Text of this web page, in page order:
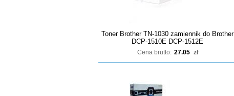
Toner Brother TN-1030 zamiennik do Brother
DCP-1510E DCP-1512E
Cena brutto: 27.05 zł